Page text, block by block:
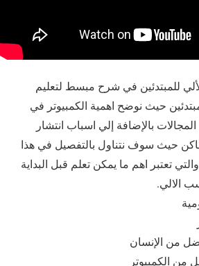
للمبتدئين في شرح مبسط لتعليم
حيث نوضح اهمية الكمبيوتر في
بالإضافة إلي اسباب انتشار
حيث سوف نتناول بالتفصيل في هذا
تعتبر اهم ما يمكن تعلم قبل البداية
الالي.
من الإنسان
من الكمبيوتر